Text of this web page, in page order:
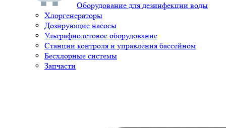
Оборудование для дезинфекции воды
Хлоргенераторы
Дозирующие насосы
Ультрафиолетовое оборудование
Станции контроля и управления бассейном
Бесхлорные системы
Запчасти